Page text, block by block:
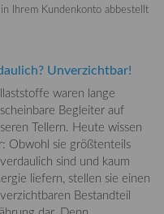
Ihrem Kundenkonto abbestellt
Unverzichtbar!
waren lange
Begleiter auf
Tellern. Heute wissen
Obwohl sie größtenteils
sind und kaum
liefern, stellen sie einen
Bestandteil